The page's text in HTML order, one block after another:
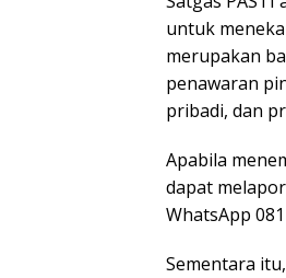
untuk
merupakan
penawaran
pribadi, dan
Apabila
dapat
WhatsApp
Sementara